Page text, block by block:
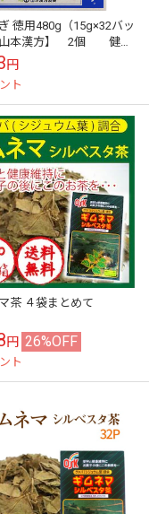
徳用480g（15g×32バッ
山本漢方】 2個 健康
康茶 お茶
円
ト
茶 ４袋まとめて
円 26%OFF
ト